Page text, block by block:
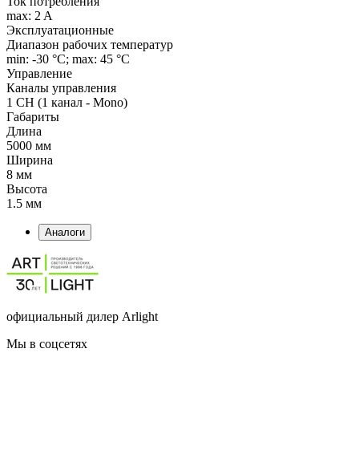
max: 2 A
Эксплуатационные
Диапазон рабочих температур
min: -30 °C; max: 45 °C
Управление
Каналы управления
1 CH (1 канал - Mono)
Габариты
Длина
5000 мм
Ширина
8 мм
Высота
1.5 мм
Аналоги
официальный дилер Arlight
Мы в соцсетях